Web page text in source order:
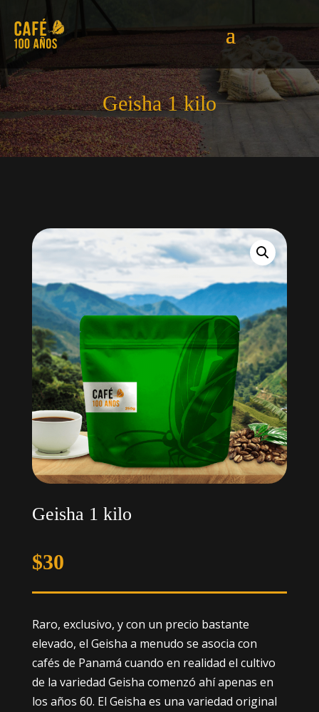
Geisha 1 kilo
Geisha 1 kilo
$30
Raro, exclusivo, y con un precio bastante
elevado, el Geisha a menudo se asocia con
cafés de Panamá cuando en realidad el cultivo
de la variedad Geisha comenzó ahí apenas en
los años 60. El Geisha es una variedad original